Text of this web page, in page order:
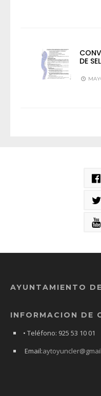
DE
AYUNTAMIENTO
INFORMACION DE
• Teléfono: 925 53 10 01
Email: